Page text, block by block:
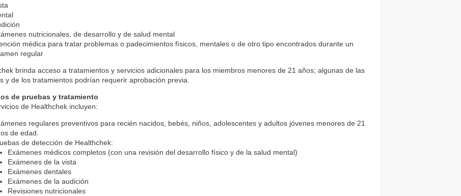
nutricionales, de desarrollo y de salud mental
médica para tratar problemas o padecimientos físicos, mentales o de otro tipo encontrados durante un
regular
brinda acceso a tratamientos y servicios adicionales para los miembros menores de 21 años; algunas de las
y de los tratamientos podrían requerir aprobación previa.
de pruebas y tratamiento
de Healthchek incluyen:
regulares preventivos para recién nacidos, bebés, niños, adolescentes y adultos jóvenes menores de 21
de edad.
de detección de Healthchek:
Exámenes médicos completos (con una revisión del desarrollo físico y de la salud mental)
Exámenes de la vista
Exámenes dentales
Exámenes de la audición
Revisiones nutricionales